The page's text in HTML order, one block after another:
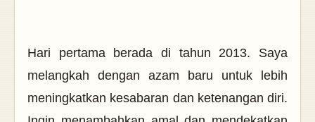
Hari pertama berada di tahun 2013. Saya
melangkah dengan azam baru untuk lebih
meningkatkan kesabaran dan ketenangan diri.